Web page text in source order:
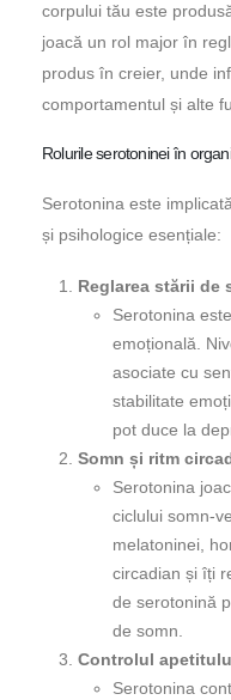
corpului tău este
joacă un rol major în
produs în creier, unde
comportamentul și alte
Rolurile serotoninei în
Serotonina este
și psihologice esențiale:
Reglarea stării de
Serotonina
emoțională.
asociate cu
stabilitate
pot duce la
Somn și ritm
Serotonina
ciclului somn-
melatoninei,
circadian și îți
de serotonină
de somn.
Controlul
Serotonina